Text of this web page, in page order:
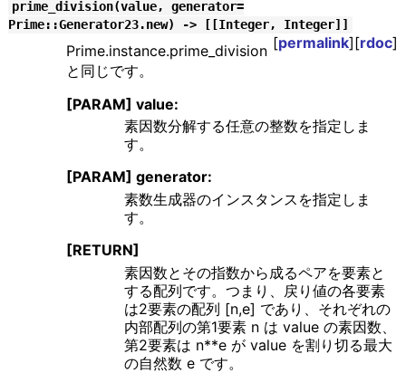
prime_division(value, generator=
Prime::Generator23.new) -> [[Integer, Integer]]
[permalink][rdoc]
Prime.instance.prime_division
と同じです。
[PARAM] value:
素因数分解する任意の整数を指定しま
す。
[PARAM] generator:
素数生成器のインスタンスを指定しま
す。
[RETURN]
素因数とその指数から成るペアを要素と
する配列です。つまり、戻り値の各要素
は2要素の配列 [n,e] であり、それぞれの
内部配列の第1要素 n は value の素因数、
第2要素は n**e が value を割り切る最大
の自然数 e です。